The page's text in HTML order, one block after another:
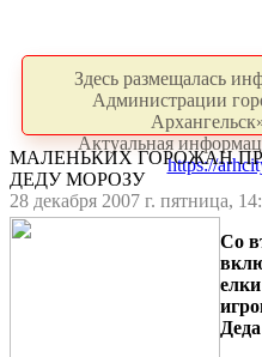
Здесь размещалась
Администрации
Актуальная
https://
МАЛЕНЬКИХ ГОРОЖАН
ДЕДУ МОРОЗУ
28 декабря 2007 г. пятница,
Со